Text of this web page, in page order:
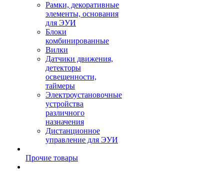
Рамки, декоративные
элементы, основания
для ЭУИ
Блоки
комбинированные
Вилки
Датчики движения,
детекторы
освещенности,
таймеры
Электроустановочные
устройства
различного
назначения
Дистанционное
управление для ЭУИ
Прочие товары